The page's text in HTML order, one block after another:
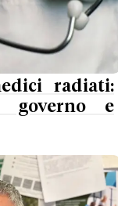
radiati:
governo e